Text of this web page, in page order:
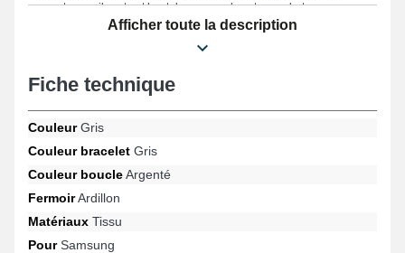
prestance vibrante et haut de gamme de votre garde-temps.
Présentant un fermoir ardillon fiable, cette gamme de bracelet
Gear Sport entre autres de la marque Samsung. Faisant
adaptabilité étendue avec plusieurs références de manière
Afficher toute la description
Fiche technique
CouleurGris
Couleur bracelet Gris
Couleur boucleArgenté
FermoirArdillon
Matériaux Tissu
PourSamsung